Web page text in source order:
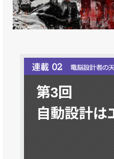
第3回
自動設計は